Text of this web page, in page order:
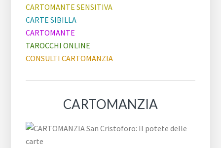
CARTOMANTE SENSITIVA
CARTE SIBILLA
CARTOMANTE
TAROCCHI ONLINE
CONSULTI CARTOMANZIA
CARTOMANZIA